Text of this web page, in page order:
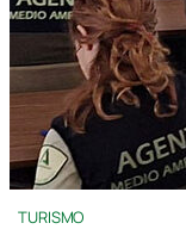
TURISMO